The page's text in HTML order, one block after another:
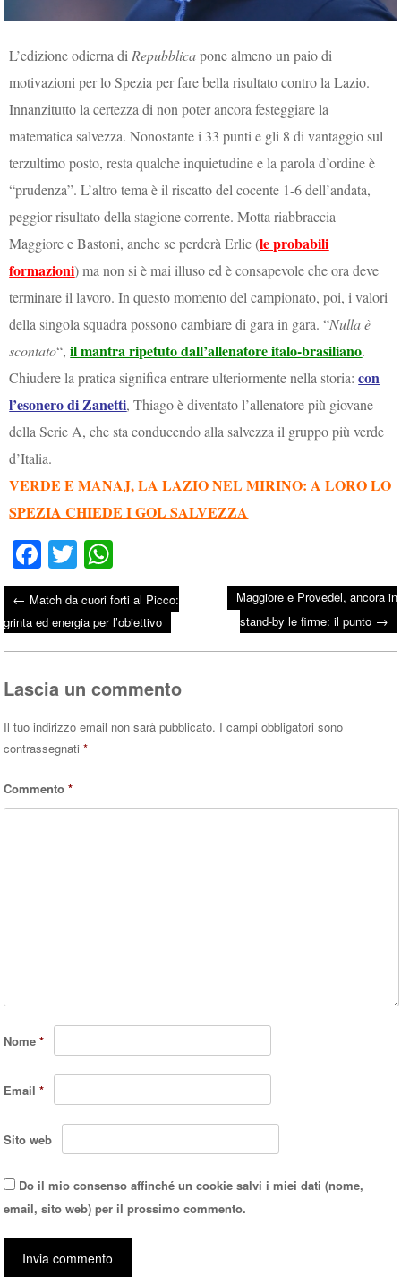
L’edizione odierna di Repubblicapone almeno un paio di
motivazioni per lo Spezia per fare bella risultato contro la Lazio.
Innanzitutto la certezza di non poter ancora festeggiare la
matematica salvezza. Nonostante i 33 punti e gli 8 di vantaggio sul
terzultimo posto, resta qualche inquietudine e la parola d’ordine è
“prudenza”. L’altro tema è il riscatto del cocente 1-6 dell’andata,
peggior risultato della stagione corrente. Motta riabbraccia
Maggiore e Bastoni, anche se perderà Erlic (le probabili
formazioni) ma non si è mai illuso ed è consapevole che ora deve
terminare il lavoro. In questo momento del campionato, poi, i valori
della singola squadra possono cambiare di gara in gara. “Nulla è
scontato“,il mantra ripetuto dall’allenatore italo-brasiliano.
Chiudere la pratica significa entrare ulteriormente nella storia:con
l’esonero di Zanetti, Thiago è diventato l’allenatore più giovane
della Serie A, che sta conducendo alla salvezza il gruppo più verde
d’Italia.
VERDE E MANAJ, LA LAZIO NEL MIRINO: A LORO LO
SPEZIA CHIEDE I GOL SALVEZZA
Fa
ce
bo
ok
T
wi
tte
r
ha
ts
A
Post navigation
← Match da cuori forti al Picco:
grinta ed energia per l’obiettivo
Maggiore e Provedel, ancora in
stand-by le firme: il punto →
Lascia un commento
Il tuo indirizzo email non sarà pubblicato. I campi obbligatori sono
contrassegnati*
Commento*
Nome*
Email*
Sito web
Do il mio consenso affinché un cookie salvi i miei dati (nome,
email, sito web) per il prossimo commento.